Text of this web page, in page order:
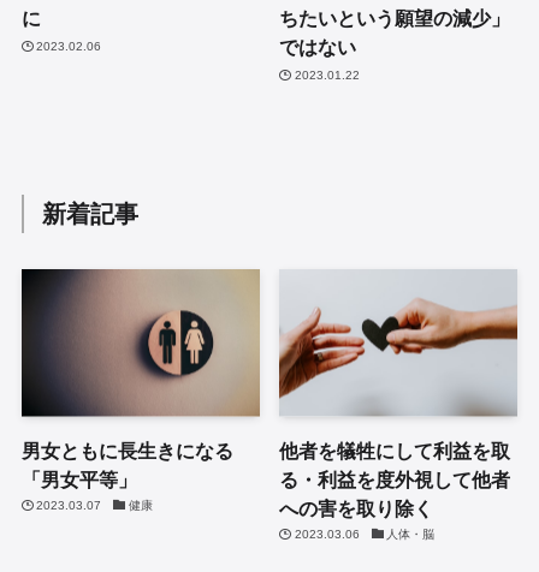
に
2023.02.06
ちたいという願望の減少」
ではない
2023.01.22
新着記事
男女ともに長生きになる
「男女平等」
2023.03.07 健康
他者を犠牲にして利益を取
る・利益を度外視して他者
への害を取り除く
2023.03.06 人体・脳